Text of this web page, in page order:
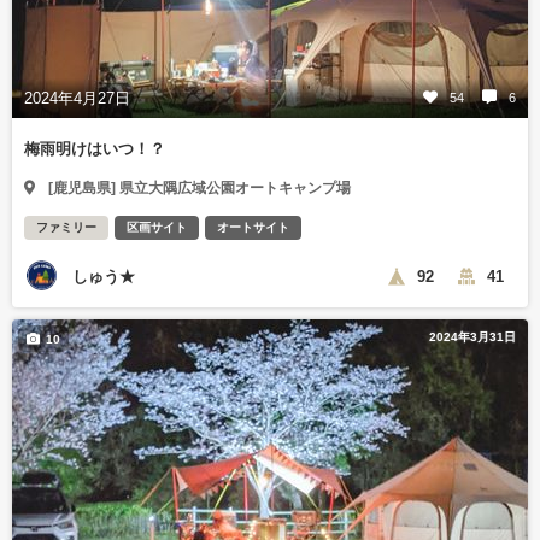
2024年4月27日 54 6
梅雨明けはいつ！？
[鹿児島県] 県立大隅広域公園オートキャンプ場
ファミリー 区画サイト オートサイト
しゅう★ 92 41
2024年3月31日
10